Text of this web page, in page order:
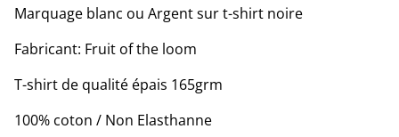
Marquage blanc ou Argent sur t-shirt noire
Fabricant: Fruit of the loom
T-shirt de qualité épais 165grm
100% coton / Non Elasthanne